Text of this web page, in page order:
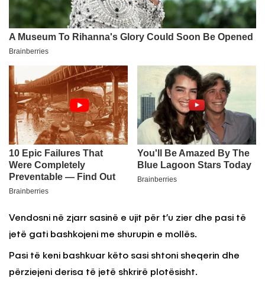
Vendosni në zjarr sasinë e ujit për t’u zier dhe pasi të
jetë gati bashkojeni me shurupin e mollës.
Pasi të keni bashkuar këto sasi shtoni sheqerin dhe
përziejeni derisa të jetë shkrirë plotësisht.